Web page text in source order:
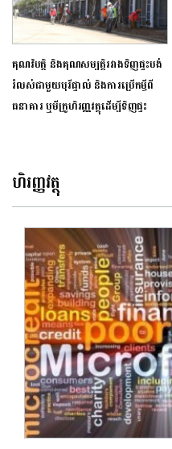
គុណវិបត្តិ និងគុណសម្បត្តិរវាង​ទិញផ្ទះបង់
រំលស់ជាមួយបុរីផ្ទាល់ ​និងការ​ប្រើ​កម្ចីពី
ធនាគារ​ ឬមីក្រូហិរញ្ញវត្ថុ​ដើម្បី​ទិញផ្ទះ​
ហិរញ្ញវត្ថុ